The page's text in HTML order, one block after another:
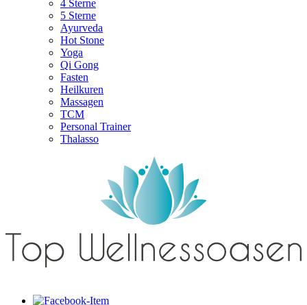
4 Sterne
5 Sterne
Ayurveda
Hot Stone
Yoga
Qi Gong
Fasten
Heilkuren
Massagen
TCM
Personal Trainer
Thalasso